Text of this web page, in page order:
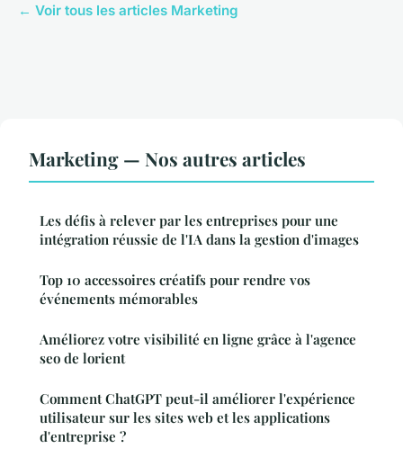
← Voir tous les articles Marketing
Marketing — Nos autres articles
Les défis à relever par les entreprises pour une
intégration réussie de l'IA dans la gestion d'images
Top 10 accessoires créatifs pour rendre vos
événements mémorables
Améliorez votre visibilité en ligne grâce à l'agence
seo de lorient
Comment ChatGPT peut-il améliorer l'expérience
utilisateur sur les sites web et les applications
d'entreprise ?